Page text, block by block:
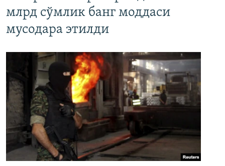
млрд сўмлик банг моддаси
мусодара этилди